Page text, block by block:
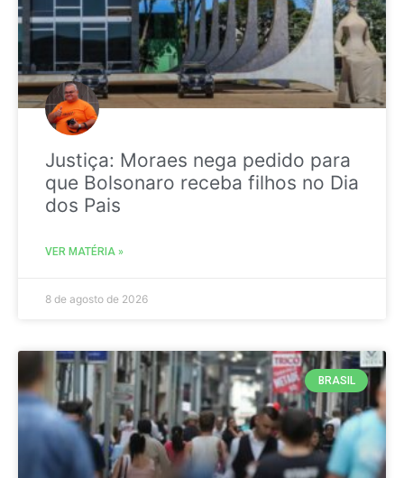
Justiça: Moraes nega pedido para
que Bolsonaro receba filhos no Dia
dos Pais
VER MATÉRIA »
8 de agosto de 2026
BRASIL